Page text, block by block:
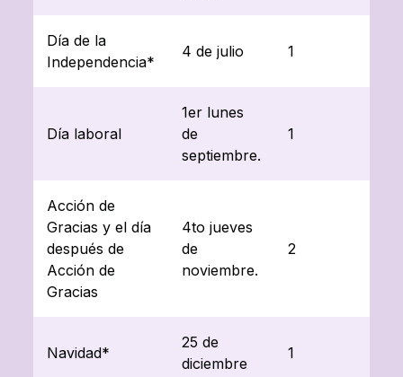
Día de la
Independencia*
4 de julio 1
Día laboral
1er lunes
de
septiembre.
1
Acción de
Gracias y el día
después de
Acción de
Gracias
4to jueves
de
noviembre.
2
Navidad*
25 de
diciembre
1